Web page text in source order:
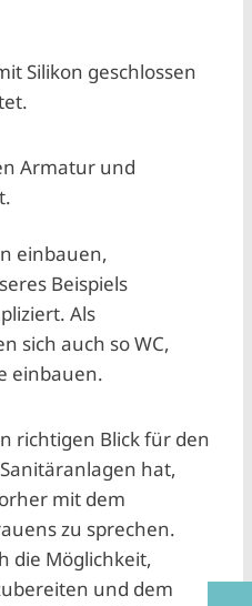
Silikon geschlossen
Armatur und
einbauen,
Beispiels
Als
sich auch so WC,
einbauen.
richtigen Blick für den
hat,
mit dem
zu sprechen.
die Möglichkeit,
und dem